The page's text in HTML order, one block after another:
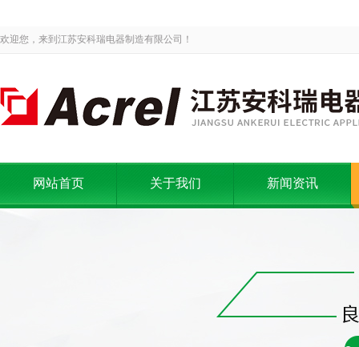
欢迎您，来到江苏安科瑞电器制造有限公司！
网站首页 关于我们 新闻资讯